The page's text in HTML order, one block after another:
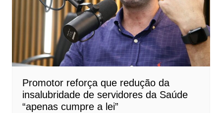
Promotor reforça que redução da
insalubridade de servidores da Saúde
“apenas cumpre a lei”